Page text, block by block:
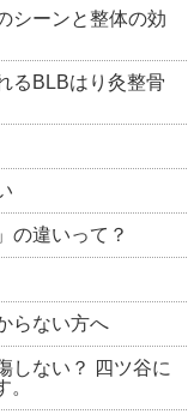
シーンと整体の効
るBLBはり灸整骨
の違いって？
らない方へ
しない？ 四ツ谷に